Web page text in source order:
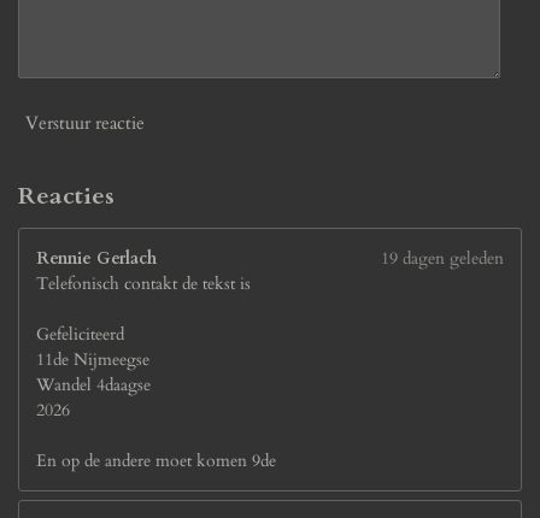
e
Verstuur reactie
Reacties
Rennie Gerlach
19 dagen geleden
Telefonisch contakt de tekst is
Gefeliciteerd
11de Nijmeegse
Wandel 4daagse
2026
En op de andere moet komen 9de